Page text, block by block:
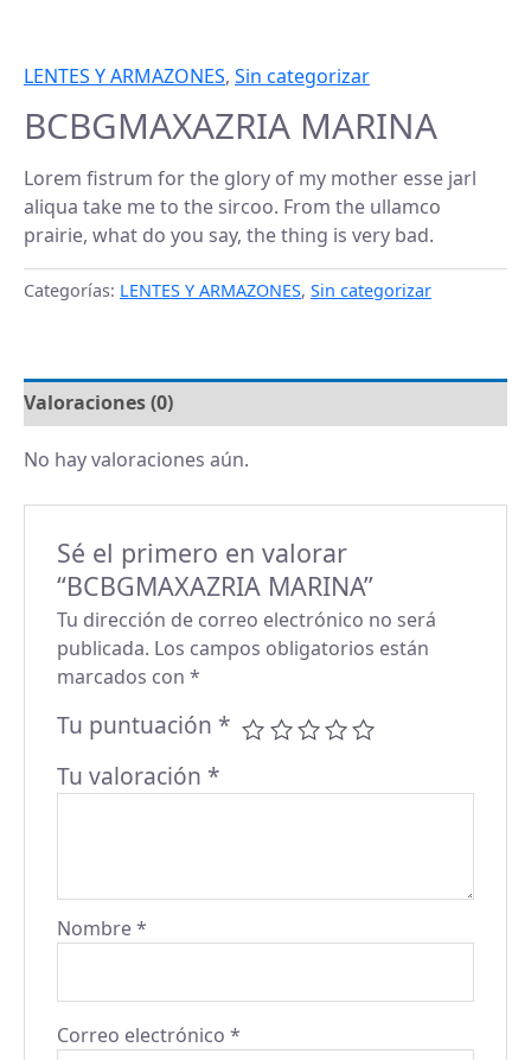
LENTES Y ARMAZONES, Sin categorizar
BCBGMAXAZRIA MARINA
Lorem fistrum for the glory of my mother esse jarl
aliqua take me to the sircoo. From the ullamco
prairie, what do you say, the thing is very bad.
Categorías: LENTES Y ARMAZONES, Sin categorizar
Valoraciones (0)
No hay valoraciones aún.
Sé el primero en valorar
“BCBGMAXAZRIA MARINA”
Tu dirección de correo electrónico no será
publicada. Los campos obligatorios están
marcados con *
Tu puntuación *
Tu valoración *
Nombre*
Correo electrónico *